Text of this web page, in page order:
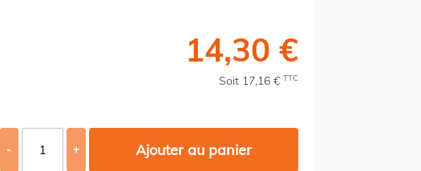
14,30 €
Soit 17,16 € TTC
- + Ajouter au panier